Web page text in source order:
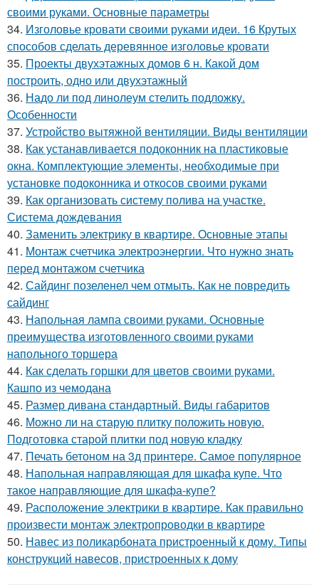
своими руками. Основные параметры
34. Изголовье кровати своими руками идеи. 16 Крутых
способов сделать деревянное изголовье кровати
35. Проекты двухэтажных домов 6 н. Какой дом
построить, одно или двухэтажный
36. Надо ли под линолеум стелить подложку.
Особенности
37. Устройство вытяжной вентиляции. Виды вентиляции
38. Как устанавливается подоконник на пластиковые
окна. Комплектующие элементы, необходимые при
установке подоконника и откосов своими руками
39. Как организовать систему полива на участке.
Система дождевания
40. Заменить электрику в квартире. Основные этапы
41. Монтаж счетчика электроэнергии. Что нужно знать
перед монтажом счетчика
42. Сайдинг позеленел чем отмыть. Как не повредить
сайдинг
43. Напольная лампа своими руками. Основные
преимущества изготовленного своими руками
напольного торшера
44. Как сделать горшки для цветов своими руками.
Кашпо из чемодана
45. Размер дивана стандартный. Виды габаритов
46. Можно ли на старую плитку положить новую.
Подготовка старой плитки под новую кладку
47. Печать бетоном на 3д принтере. Самое популярное
48. Напольная направляющая для шкафа купе. Что
такое направляющие для шкафа-купе?
49. Расположение электрики в квартире. Как правильно
произвести монтаж электропроводки в квартире
50. Навес из поликарбоната пристроенный к дому. Типы
конструкций навесов, пристроенных к дому